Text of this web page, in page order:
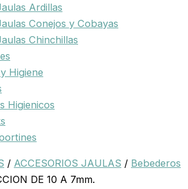
Ardillas
Conejos y Cobayas
Chinchillas
Higiene
Higienicos
/ ACCESORIOS JAULAS / Bebederos
DE 10 A 7mm.